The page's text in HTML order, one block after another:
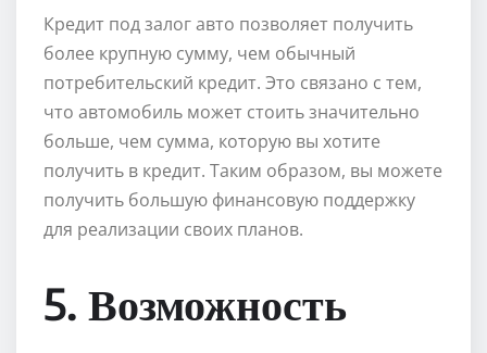
Кредит под залог авто позволяет получить
более крупную сумму, чем обычный
потребительский кредит. Это связано с тем,
что автомобиль может стоить значительно
больше, чем сумма, которую вы хотите
получить в кредит. Таким образом, вы можете
получить большую финансовую поддержку
для реализации своих планов.
5. Возможность